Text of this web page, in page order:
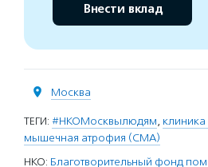
Внести вклад
Москва
ТЕГИ: #НКОМосквылюдям,
мышечная атрофия (СМА)
НКО: Благотворительный фонд